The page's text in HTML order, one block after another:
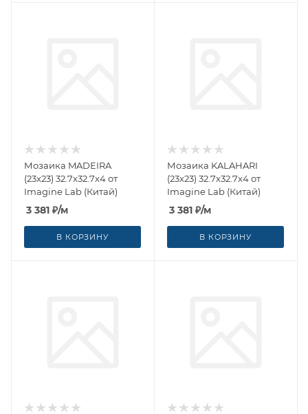
Мозаика MADEIRA
(23x23) 32.7x32.7x4 от
Imagine Lab (Китай)
3 381 ₽/м
В КОРЗИНУ
Мозаика KALAHARI
(23x23) 32.7x32.7x4 от
Imagine Lab (Китай)
3 381 ₽/м
В КОРЗИНУ